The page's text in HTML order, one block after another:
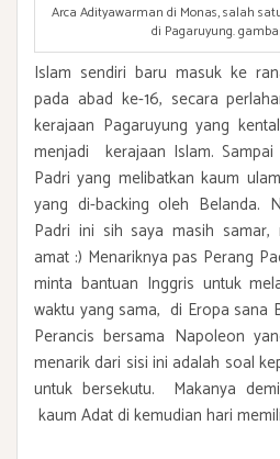
Arca Adityawarman di Monas, salah
di Pagaruyung.
Islam sendiri baru masuk ke
pada abad ke-16, secara
kerajaan Pagaruyung yang
menjadi kerajaan Islam.
Padri yang melibatkan kaum
yang di-backing oleh Belanda.
Padri ini sih saya masih samar,
amat :) Menariknya pas Perang
minta bantuan Inggris untuk
waktu yang sama, di Eropa sana
Perancis bersama Napoleon
menarik dari sisi ini adalah soal
untuk bersekutu. Makanya
kaum Adat di kemudian hari